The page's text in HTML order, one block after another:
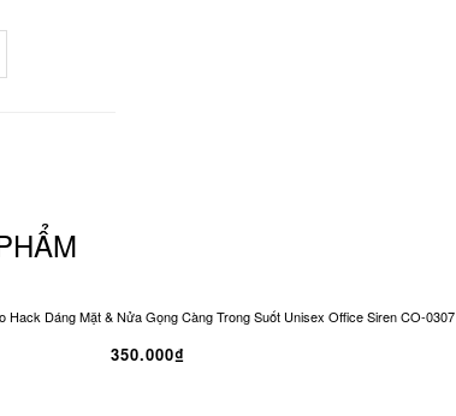
Hack Dáng Mặt & Nửa Gọng Càng Trong Suốt Unisex Office Siren CO-0307
350.000₫